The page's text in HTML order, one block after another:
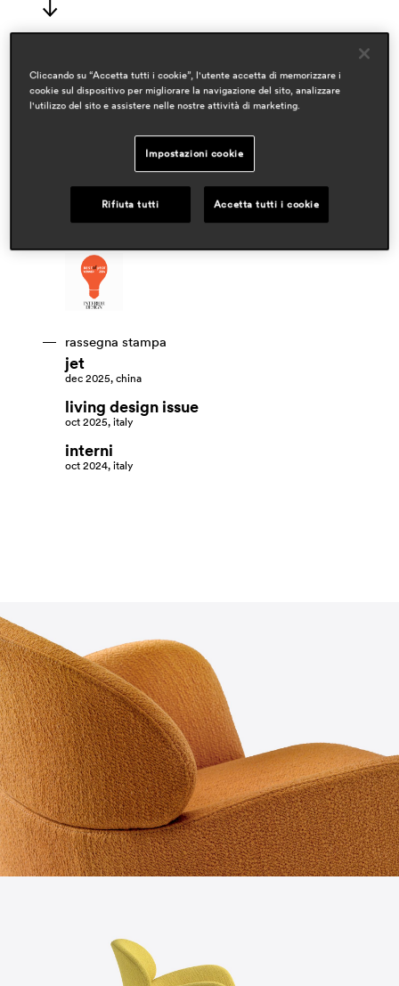
designer
patrick jouin
workspaces & corporate
residential
rassegna stampa
jet
dec 2025, china
living design issue
oct 2025, italy
interni
oct 2024, italy
Cliccando su “Accetta tutti i cookie”, l'utente accetta di memorizzare i
cookie sul dispositivo per migliorare la navigazione del sito, analizzare
l'utilizzo del sito e assistere nelle nostre attività di marketing.
Impostazioni cookie
Rifiuta tutti Accetta tutti i cookie